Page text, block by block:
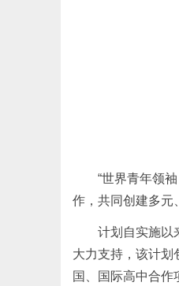
“世界青年领
作，共同创建多元
计划自实施以
大力支持，该计划
国、国际高中合作